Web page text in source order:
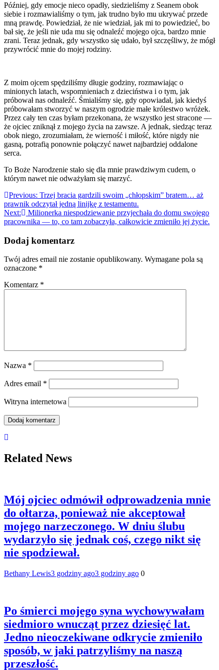
Później, gdy emocje nieco opadły, siedzieliśmy z Seanem obok
siebie i rozmawialiśmy o tym, jak trudno było mu ukrywać przede
mną prawdę. Powiedział, że nie wiedział, jak mi to powiedzieć, bo
bał się, że jeśli nie uda mu się odnaleźć mojego ojca, bardzo mnie
zrani. Teraz jednak, gdy wszystko się udało, był szczęśliwy, że mógł
przywrócić mnie do mojej rodziny.
Z moim ojcem spędziliśmy długie godziny, rozmawiając o
minionych latach, wspomnieniach z dzieciństwa i o tym, jak
próbował nas odnaleźć. Śmialiśmy się, gdy opowiadał, jak kiedyś
próbowałam stworzyć w naszym ogrodzie małe królestwo wróżek.
Przez cały ten czas byłam przekonana, że wszystko jest stracone —
że ojciec zniknął z mojego życia na zawsze. A jednak, siedząc teraz
obok niego, zrozumiałam, że wierność i miłość, które nigdy nie
gasną, potrafią ponownie połączyć nawet najbardziej oddalone
serca.
To Boże Narodzenie stało się dla mnie prawdziwym cudem, o
którym nawet nie odważyłam się marzyć.
Nawigacja
wpisu
Previous: Trzej bracia gardzili swoim „chłopskim” bratem… aż
prawnik odczytał jedną linijkę z testamentu.
Next:
Milionerka niespodziewanie przyjechała do domu swojego
pracownika — to, co tam zobaczyła, całkowicie zmieniło jej życie.
Dodaj komentarz
Twój adres email nie zostanie opublikowany. Wymagane pola są
oznaczone *
Komentarz *
Nazwa *
Adres email *
Witryna internetowa
Related News
Mój ojciec odmówił odprowadzenia mnie
do ołtarza, ponieważ nie akceptował
mojego narzeczonego. W dniu ślubu
wydarzyło się jednak coś, czego nikt się
nie spodziewał.
Bethany Lewis3 godziny ago3 godziny ago 0
Po śmierci mojego syna wychowywałam
siedmioro wnucząt przez dziesięć lat.
Jedno nieoczekiwane odkrycie zmieniło
sposób, w jaki patrzyliśmy na naszą
przeszłość.